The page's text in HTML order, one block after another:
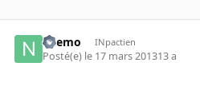
naemo INpactien
Posté(e) le 17 mars 201313 a